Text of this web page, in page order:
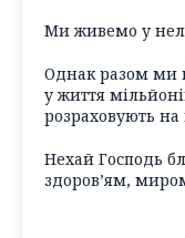
Ми живемо у
Однак разом ми
у життя
розраховують на
Нехай Господь
здоров’ям,